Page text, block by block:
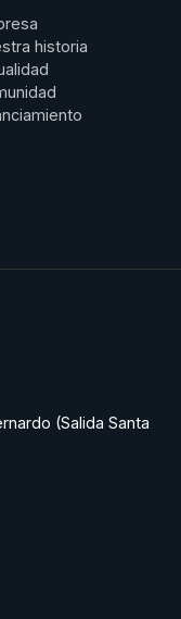
historia
(Salida Santa